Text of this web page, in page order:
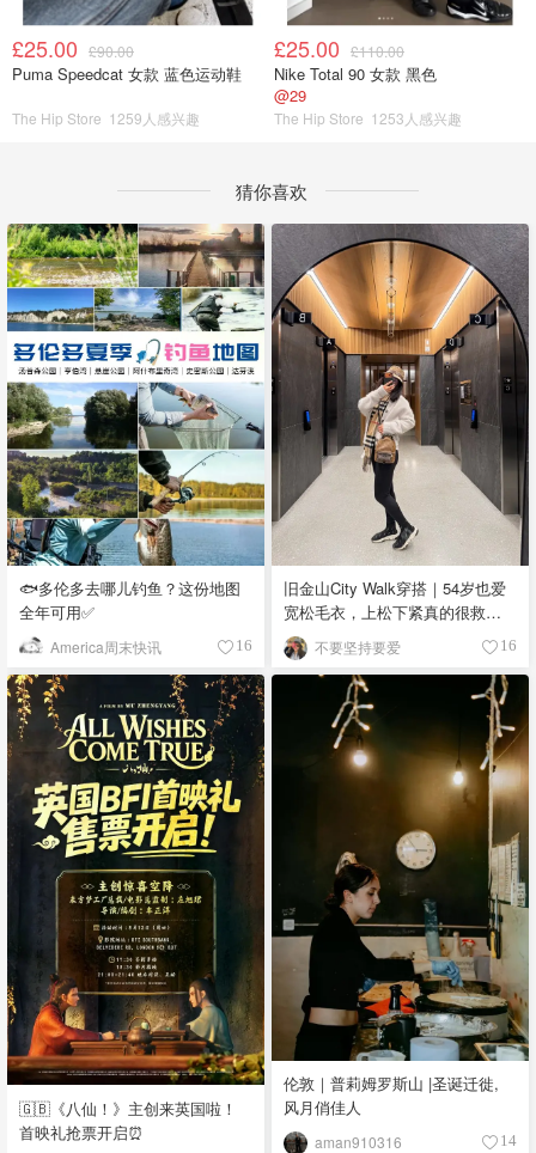
£25.00 £90.00
Puma Speedcat 女款 蓝色运动鞋
The Hip Store 1259人感兴趣
£25.00 £110.00
Nike Total 90 女款 黑色
@29
The Hip Store 1253人感兴趣
猜你喜欢
🐟多伦多去哪儿钓鱼？这份地图
全年可用✅
America周末快讯 16
旧金山City Walk穿搭｜54岁也爱
宽松毛衣，上松下紧真的很救比
例
不要坚持要爱 16
🇬🇧《八仙！》主创来英国啦！
首映礼抢票开启⏰
伦敦｜普莉姆罗斯山 |圣诞迁徙,
风月俏佳人
aman910316 14